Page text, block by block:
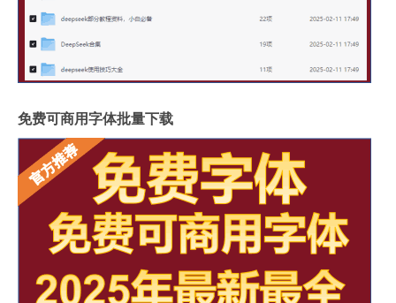
免费可商用字体批量下载